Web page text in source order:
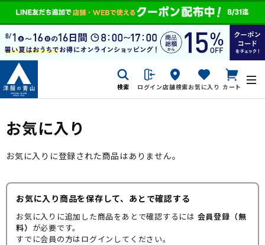
検索 ログイン店舗検索お気に入り カート
お気に入り
お気に入りに登録された商品はありません。
お気に入り商品を保存して、あとで確認する
お気に入りに追加した商品をあとで確認するには 会員登録（無
料） が必要です。
すでに会員の方はログインしてください。